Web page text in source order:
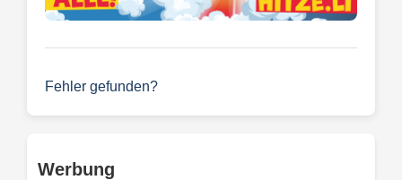
Fehler gefunden?
Werbung